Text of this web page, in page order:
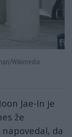
Wikimedia
Jae-In je
že
da